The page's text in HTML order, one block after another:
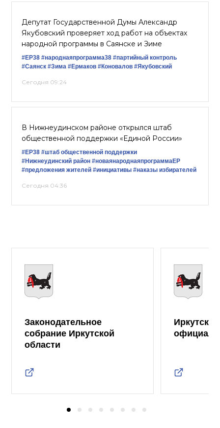
Депутат Государственной Думы Александр
Якубовский проверяет ход работ на объектах
народной программы в Саянске и Зиме
#ЕР38 #народнаяпрограмма38 #партийный контроль
#Саянск #Зима #Ермаков #Коновалов #Якубовский
Сегодня 09:24
В Нижнеудинском районе открылся штаб
общественной поддержки «Единой России»
#ЕР38 #штаб общественной поддержки
#Нижнеудинский район #новаянароднаяпрограммаЕР
#предложения жителей #инициативы #наказы избирателей
Сегодня 04:36
Законодательное
собрание Иркутской
области